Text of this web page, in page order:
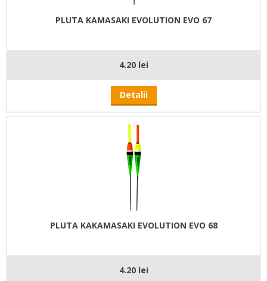
PLUTA KAMASAKI EVOLUTION EVO 67
4.20 lei
Detalii
PLUTA KAKAMASAKI EVOLUTION EVO 68
4.20 lei